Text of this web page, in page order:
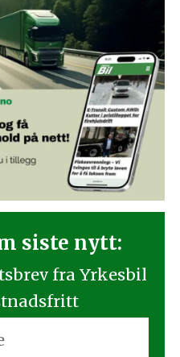
siste nytt:
fra Yrkesbil